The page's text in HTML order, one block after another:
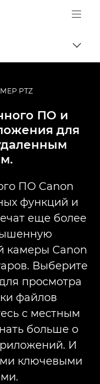
Logo, back to
PTZ
ПО и
для
ПО Canon
функций и
еще более
камеры Canon
Выберите
просмотра
файлов
с местным
больше о
И
ключевыми